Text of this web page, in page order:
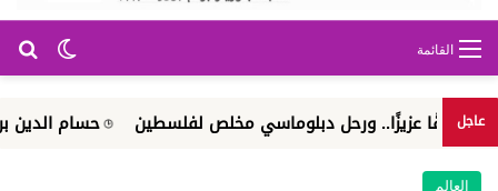
الوضع القائمة
عاجل ورحل دبلوماسي مخلص لفلسطين حسام الدين بريطل كاتب
العالم